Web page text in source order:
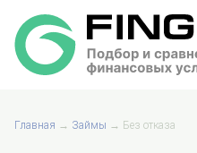
Главная → Займы → Без отказа